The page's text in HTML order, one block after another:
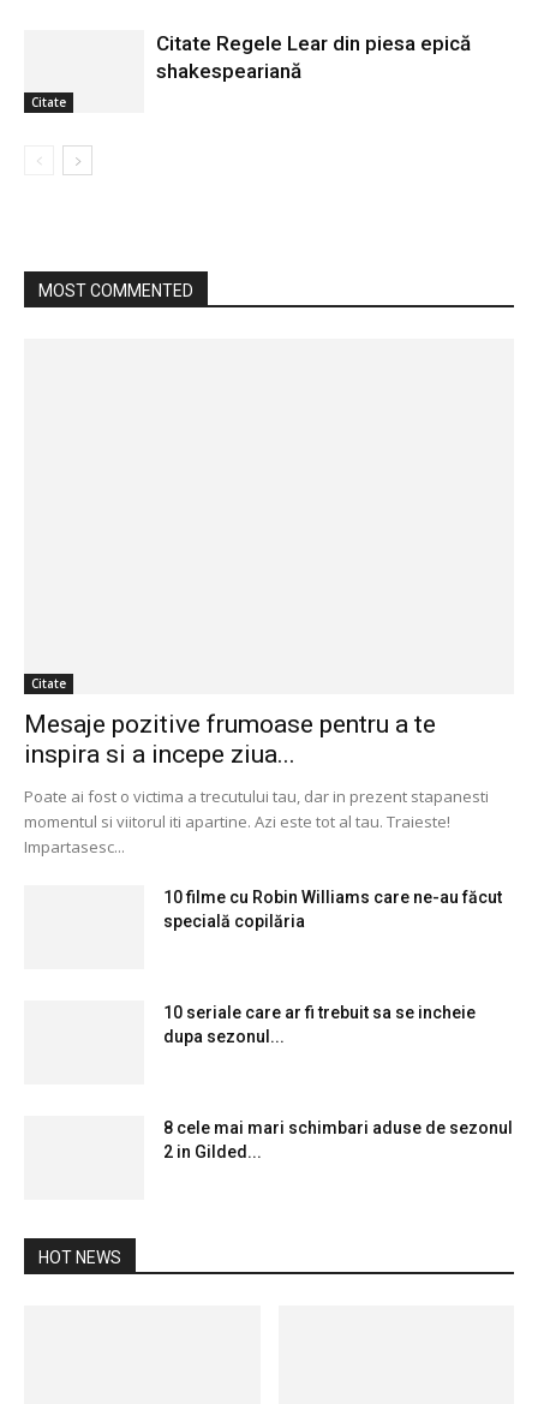
Citate
Citate Regele Lear din piesa epică
shakespeariană
MOST COMMENTED
Citate
Mesaje pozitive frumoase pentru a te
inspira si a incepe ziua...
Poate ai fost o victima a trecutului tau, dar in prezent stapanesti
momentul si viitorul iti apartine. Azi este tot al tau. Traieste!
Impartasesc...
10 filme cu Robin Williams care ne-au făcut
specială copilăria
10 seriale care ar fi trebuit sa se incheie
dupa sezonul...
8 cele mai mari schimbari aduse de sezonul
2 in Gilded...
HOT NEWS